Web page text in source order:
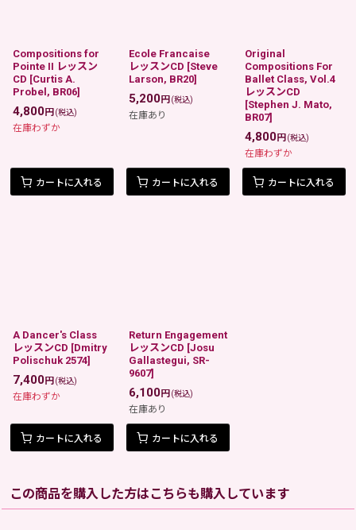
Compositions for
Pointe II レッスン
CD [Curtis A.
Probel, BR06]
4,800円 (税込)
在庫わずか
カートに入れる
Ecole Francaise
レッスンCD [Steve
Larson, BR20]
5,200円 (税込)
在庫あり
カートに入れる
Original
Compositions For
Ballet Class, Vol.4
レッスンCD
[Stephen J. Mato,
BR07]
4,800円 (税込)
在庫わずか
カートに入れる
A Dancer's Class
レッスンCD [Dmitry
Polischuk 2574]
7,400円 (税込)
在庫わずか
カートに入れる
Return Engagement
レッスンCD [Josu
Gallastegui, SR-
9607]
6,100円 (税込)
在庫あり
カートに入れる
この商品を購入した方はこちらも購入しています